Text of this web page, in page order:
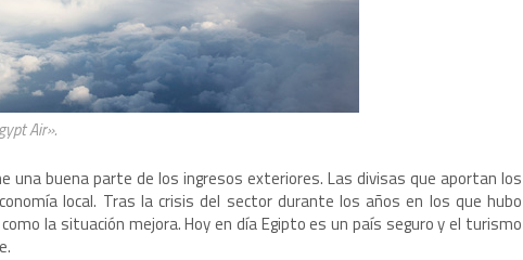
Air».
una buena parte de los ingresos exteriores. Las divisas que aportan los
local. Tras la crisis del sector durante los años en los que hubo
la situación mejora. Hoy en día Egipto es un país seguro y el turismo